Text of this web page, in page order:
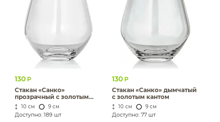
130 Р
Стакан «Санко»
прозрачный с золотым
кантом
10 см 9 см
Доступно: 189 шт
130 Р
Стакан «Санко» дымчатый
с золотым кантом
10 см 9 см
Доступно: 77 шт